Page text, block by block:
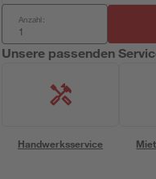
Anzahl:
Unsere passenden
Handwerksservice